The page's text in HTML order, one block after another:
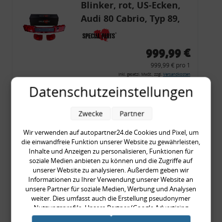
Blinker, rot, US-Ecken,
Audi 80 Cabrio, Typ 89,
OE-Nr.: 8G0945225 +
8G0945225C
999,99 €
999,99 € pro 1
inkl. gesetzl. MwSt., zzgl. Versandkosten
Merkzettel
Zum Artikel
COMING SOON!
Zierleisten- /
Seitenleisten-Set, Audi
80 Cabrio, Coupe, S2, (6x
Zierleiste, 2x Kappe,
Clipse,
389,90 €
Datenschutzeinstellungen
Wir verwenden auf autopartner24.de Cookies und Pixel, um
die einwandfreie Funktion unserer Website zu gewährleisten,
Inhalte und Anzeigen zu personalisieren, Funktionen für
soziale Medien anbieten zu können und die Zugriffe auf
unserer Website zu analysieren. Außerdem geben wir
Informationen zu Ihrer Verwendung unserer Website an
unsere Partner für soziale Medien, Werbung und Analysen
weiter. Dies umfasst auch die Erstellung pseudonymer
Nutzungsprofile. Unsere Partner (Google Advertising
Products) führen diese Informationen möglicherweise mit
Zwecke Partner